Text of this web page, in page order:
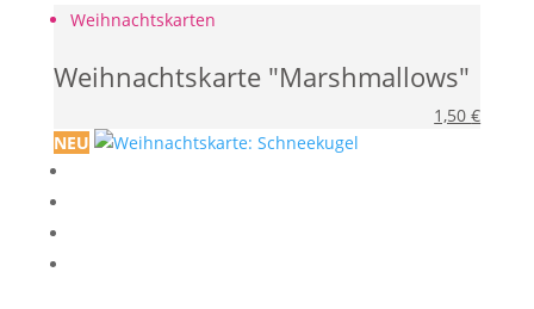
Weihnachtskarten
Weihnachtskarte "Marshmallows"
1,50€
NEU